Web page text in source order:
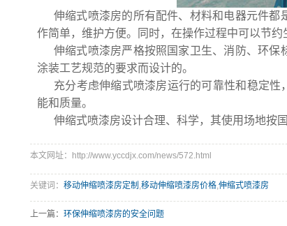
伸缩式喷漆房的所有配件、材料和电器元件
作简单，维护方便。同时，在操作过程中可以节约
伸缩式喷漆房严格按照国家卫生、消防、环
涂装工艺规范的要求而设计的。
充分考虑伸缩式喷漆房运行的可靠性和稳定
能和质量。
伸缩式喷漆房设计合理、科学，其使用场地按
本文网址：http://www.yccdjx.com/news/572.html
关键词： 移动伸缩喷漆房定制 移动伸缩喷漆房价格 伸缩式喷漆房
上一篇： 环保伸缩喷漆房的安全问题